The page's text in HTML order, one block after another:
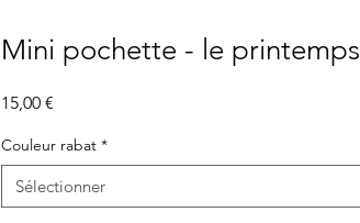
Mini pochette - le printemps
15,00 €
Couleur rabat *
Sélectionner